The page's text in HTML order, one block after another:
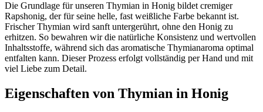
Die Grundlage für unseren Thymian in Honig bildet cremiger
Rapshonig, der für seine helle, fast weißliche Farbe bekannt ist.
Frischer Thymian wird sanft untergerührt, ohne den Honig zu
erhitzen. So bewahren wir die natürliche Konsistenz und wertvollen
Inhaltsstoffe, während sich das aromatische Thymianaroma optimal
entfalten kann. Dieser Prozess erfolgt vollständig per Hand und mit
viel Liebe zum Detail.
Eigenschaften von Thymian in Honig